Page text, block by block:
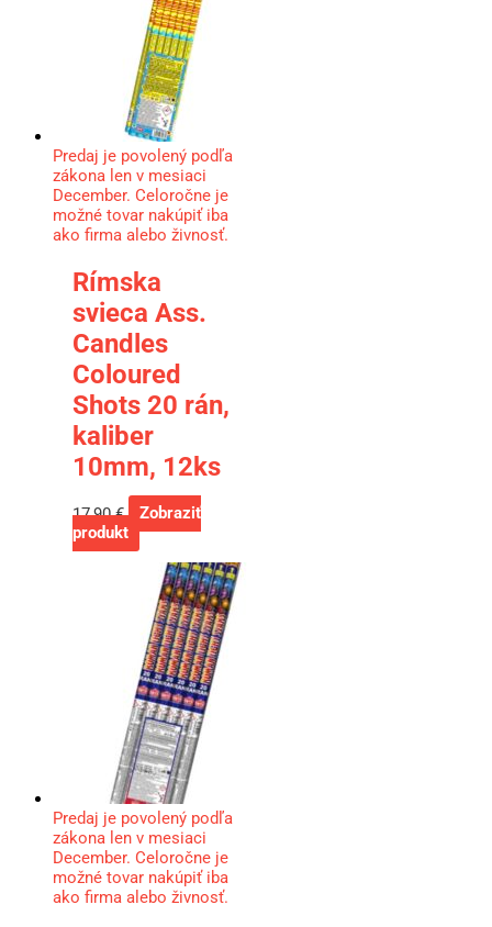
Predaj je povolený podľa
zákona len v mesiaci
December. Celoročne je
možné tovar nakúpiť iba
ako firma alebo živnosť.
Rímska
svieca Ass.
Candles
Coloured
Shots 20 rán,
kaliber
10mm, 12ks
17,90€
Zobraziť
produkt
Predaj je povolený podľa
zákona len v mesiaci
December. Celoročne je
možné tovar nakúpiť iba
ako firma alebo živnosť.